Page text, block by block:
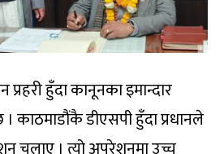
प्रहरी हुँदा कानूनका इमान्दार
। काठमाडौंकै डीएसपी हुँदा प्रधानले